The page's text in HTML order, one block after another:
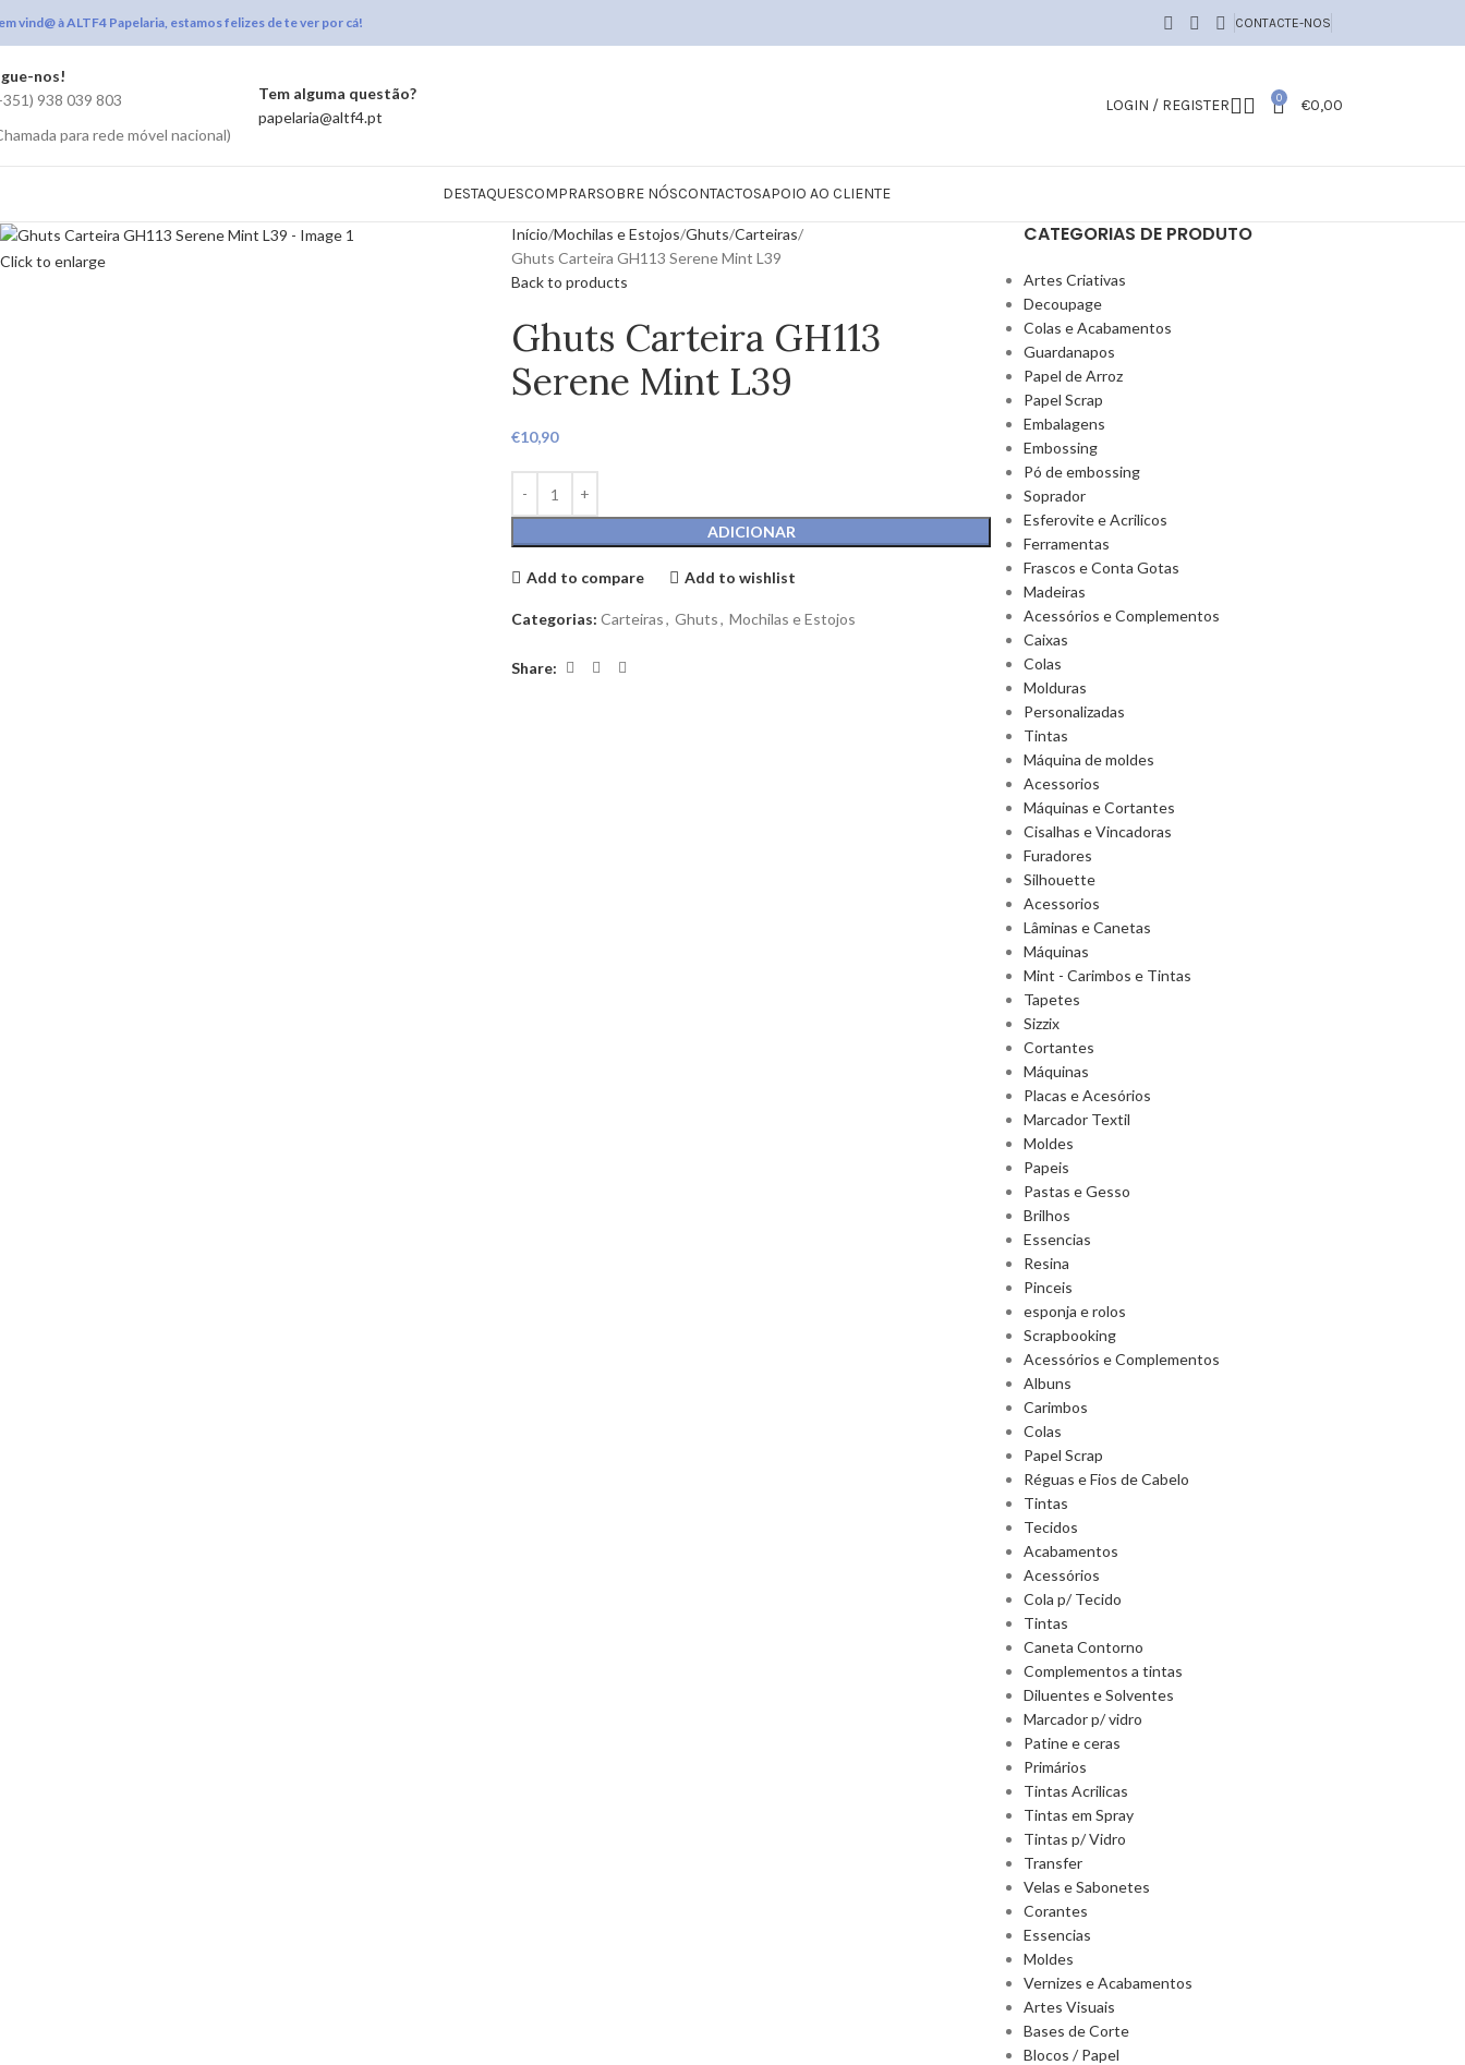
vind@ à ALTF4 Papelaria, estamos felizes de te ver por cá! CONTACTE-NOS
nos!
938 039 803
para rede móvel nacional)
Tem alguma questão?
papelaria@altf4.pt
LOGIN / REGISTER 0 €0,00
DESTAQUESCOMPRARSOBRE NÓSCONTACTOSAPOIO AO CLIENTE
Click to enlarge
Início Mochilas e Estojos Ghuts Carteiras
Ghuts Carteira GH113 Serene Mint L39
Back to products
Ghuts Carteira GH113
Serene Mint L39
€10,90
ADICIONAR
Add to compare Add to wishlist
Categorias: Carteiras , Ghuts , Mochilas e Estojos
Share:
CATEGORIAS DE PRODUTO
Artes Criativas
Decoupage
Colas e Acabamentos
Guardanapos
Papel de Arroz
Papel Scrap
Embalagens
Embossing
Pó de embossing
Soprador
Esferovite e Acrilicos
Ferramentas
Frascos e Conta Gotas
Madeiras
Acessórios e Complementos
Caixas
Colas
Molduras
Personalizadas
Tintas
Máquina de moldes
Acessorios
Máquinas e Cortantes
Cisalhas e Vincadoras
Furadores
Silhouette
Acessorios
Lâminas e Canetas
Máquinas
Mint - Carimbos e Tintas
Tapetes
Sizzix
Cortantes
Máquinas
Placas e Acesórios
Marcador Textil
Moldes
Papeis
Pastas e Gesso
Brilhos
Essencias
Resina
Pinceis
esponja e rolos
Scrapbooking
Acessórios e Complementos
Albuns
Carimbos
Colas
Papel Scrap
Réguas e Fios de Cabelo
Tintas
Tecidos
Acabamentos
Acessórios
Cola p/ Tecido
Tintas
Caneta Contorno
Complementos a tintas
Diluentes e Solventes
Marcador p/ vidro
Patine e ceras
Primários
Tintas Acrilicas
Tintas em Spray
Tintas p/ Vidro
Transfer
Velas e Sabonetes
Corantes
Essencias
Moldes
Vernizes e Acabamentos
Artes Visuais
Bases de Corte
Blocos / Papel